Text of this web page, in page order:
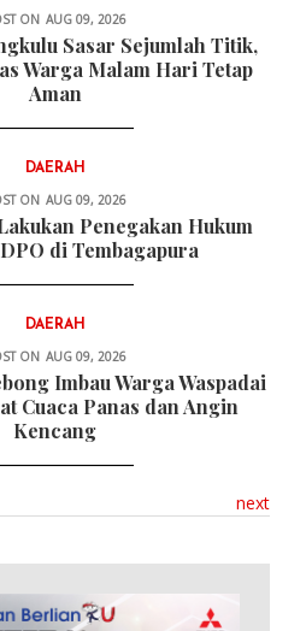
ON AUG 09, 2026
Sasar Sejumlah Titik,
Warga Malam Hari Tetap
Aman
DAERAH
ON AUG 09, 2026
Penegakan Hukum
di Tembagapura
DAERAH
ON AUG 09, 2026
Imbau Warga Waspadai
Cuaca Panas dan Angin
Kencang
next